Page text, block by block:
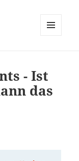
- Ist
das